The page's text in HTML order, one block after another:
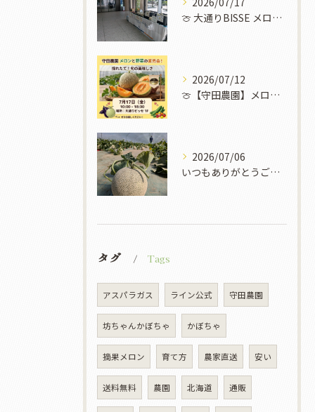
​🍈 大通りBISSE メロン販売会のお知らせ 🍈
2026/07/12
🍈【守田農園】メロンと野菜の直売イベント開催！✨🌽
2026/07/06
いつもありがとうございます！
タグ Tags
アスパラガス ライン公式 守田農園
坊ちゃんかぼちゃ かぼちゃ
摘果メロン 育て方 農家直送 安い
送料無料 農園 北海道 通販